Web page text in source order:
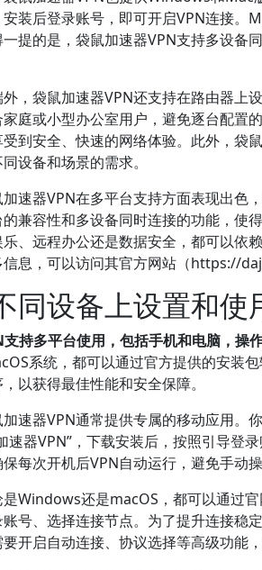
装后登录账号，即可开启VPN连接
提的是，袋鼠加速器VPN支持多设备
，袋鼠加速器VPN还支持在路由器上
庭或小型办公室用户，避免逐台配置
到安全、快速的网络体验。此外，袋
设备和场景的需求。
速器VPN在多平台支持方面表现出色
兼容性和多设备同时连接的功能，使
、远程办公还是数据安全，都可以依
息，可以访问其官方网站（https://
同设备上设置和使
持多平台使用，包括手机和电脑，操
系统，都可以通过官方提供的安装
以获得最佳性能和安全保障。
速器VPN通常提供专属的移动应用
速器VPN”，下载安装后，按照引导登
每次开机后VPN自动运行，避免手动操
Windows还是macOS，都可以通过
号、选择连接节点。为了提升连接稳
开启自动连接、协议选择等高级功能